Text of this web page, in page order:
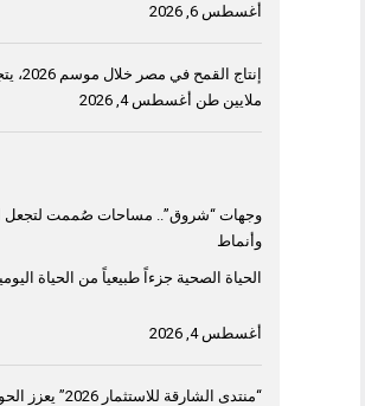
أغسطس 6, 2026
ملايين طن أغسطس 4, 2026
وجهات “شروق”.. مساحات صُممت لتجعل
وأنماط
الحياة الصحية جزءاً طبيعياً من الحياة
أغسطس 4, 2026
“منتدى الشارقة للاستثمار